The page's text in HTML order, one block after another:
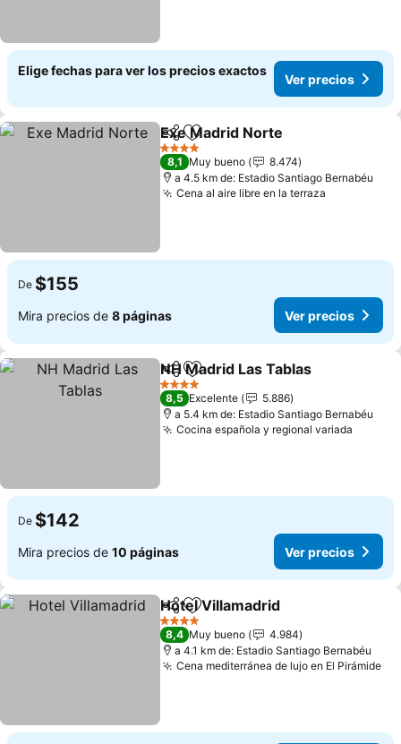
Elige fechas para ver los precios exactos
Ver precios
CompartirAgregar a favoritos
Exe Madrid Norte
4 Estrellas
8,1 Muy bueno
8.474
a 4.5 km de: Estadio Santiago Bernabéu
Cena al aire libre en la terraza
De $155
Mira precios de 8 páginas Ver precios
CompartirAgregar a favoritos
NH Madrid Las Tablas
4 Estrellas
8,5 Excelente
5.886
a 5.4 km de: Estadio Santiago Bernabéu
Cocina española y regional variada
De $142
Mira precios de 10 páginas Ver precios
CompartirAgregar a favoritos
Hotel Villamadrid
4 Estrellas
8,4 Muy bueno
4.984
a 4.1 km de: Estadio Santiago Bernabéu
Cena mediterránea de lujo en El Pirámide